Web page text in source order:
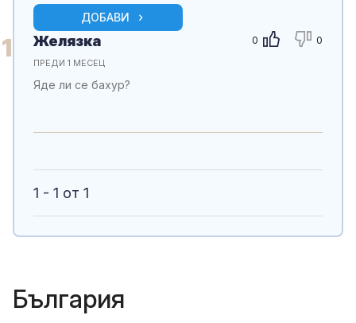
ДОБАВИ
1 0 0
Желязка
ПРЕДИ 1 МЕСЕЦ
Яде ли се бахур?
1 - 1 от 1
България